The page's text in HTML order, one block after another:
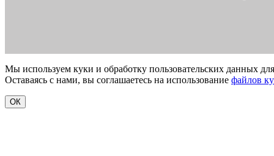
Мы используем куки и обработку пользовательских данных
Оставаясь с нами, вы соглашаетесь на использование файлов
ОК